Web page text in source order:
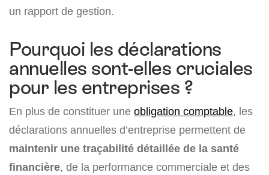
un rapport de gestion.
Pourquoi les déclarations
annuelles sont-elles cruciales
pour les entreprises ?
En plus de constituer une obligation comptable, les
déclarations annuelles d’entreprise permettent de
maintenir une traçabilité détaillée de la santé
financière, de la performance commerciale et des